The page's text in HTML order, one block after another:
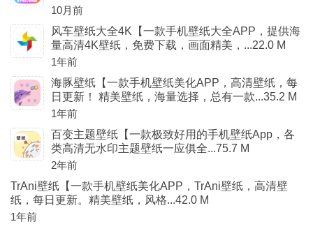
10月前
风车壁纸大全4K【一款手机壁纸大全APP，提供海
量高清4K壁纸，免费下载，画面精美，...22.0 M
1年前
海豚壁纸【一款手机壁纸美化APP，高清壁纸，每
日更新！ 精美壁纸，海量选择，总有一款...35.2 M
1年前
百变主题壁纸【一款极致好用的手机壁纸App，各
类高清无水印主题壁纸一应俱全...75.7 M
2年前
TrAni壁纸【一款手机壁纸美化APP，TrAni壁纸，高清壁
纸，每日更新。精美壁纸，风格...42.0 M
1年前